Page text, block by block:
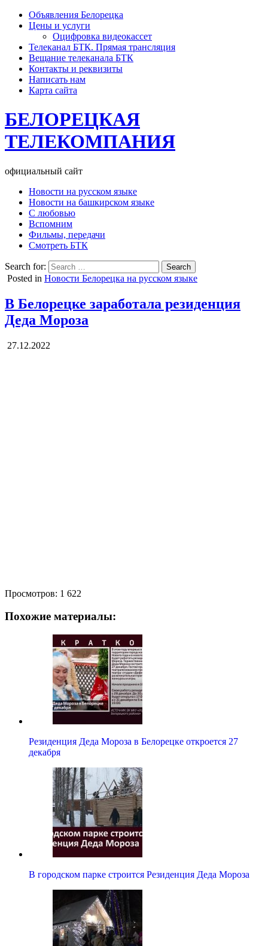
Объявления Белорецка
Цены и услуги
Оцифровка видеокассет
Телеканал БТК. Прямая трансляция
Вещание телеканала БТК
Контакты и реквизиты
Написать нам
Карта сайта
БЕЛОРЕЦКАЯ
ТЕЛЕКОМПАНИЯ
официальный сайт
Новости на русском языке
Новости на башкирском языке
С любовью
Вспомним
Фильмы, передачи
Смотреть БТК
Search for:
Posted in Новости Белорецка на русском языке
В Белорецке заработала резиденция
Деда Мороза
27.12.2022
Просмотров: 1 622
Похожие материалы:
Резиденция Деда Мороза в Белорецке откроется 27
декабря
В городском парке строится Резиденция Деда Мороза